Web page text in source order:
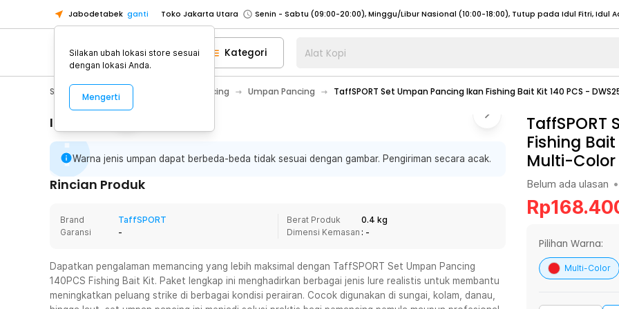
Jabodetabek ganti Toko Jakarta Utara
Toko Tangerang
Toko Cikupa
Pick n Go Jakarta Barat
Senin - Jumat (07:00 - 20:00), Sabtu - Minggu (08:00 - 20:00), Tutup pada Idul Fitri
Pick n Go Bekasi
Senin - Jumat (08:00 - 20:00), Sabtu - Minggu/ Libur Nasional (08:00 - 17:00) Selengkapnya
Senin - Jumat (08:00 - 20:00), Sabtu - Minggu/ Libur Nasional (08:00 - 17:00) Selengkapnya
Senin - Sabtu (09:00-20:00), Minggu/Libur Nasional (12:00-20:00), Tutup pada Idul Fitri
Toko Jakarta Barat
Senin - Sabtu (09:00-20:00), Minggu/Libur Nasional (12:00-20:00), Tutup pada Idul Fitri
Toko Cikupa
Senin - Jumat (07:00 - 20:00), Sabtu - Minggu (08:00 - 20:00), Tutup pada Idul Fitri
Pick n Go Bekasi
Senin - Jumat (08:00 - 20:00), Sabtu - Minggu/ Libur Nasional (08:00 - 17:00) Selengkapnya
Pick n Go Depok
Senin - Jumat (08:00 - 20:00), Sabtu - Minggu/ Libur Nasional (08:00 - 17:00)
Kategori Alat Kopi
Sport & Outdoor Olahraga Memancing Umpan Pancing TaffSPORT Set Umpan Pancing Ikan Fishing Bait Kit 140 PCS -
Informasi Penting
Warna jenis umpan dapat berbeda-beda tidak sesuai dengan gambar. Pengiriman secara acak.
Rincian Produk
Brand
TaffSPORT
Garansi
-
Berat Produk
0.4 kg
Dimensi Kemasan : -
Dapatkan pengalaman memancing yang lebih maksimal dengan TaffSPORT Set Umpan Pancing
140PCS Fishing Bait Kit. Paket lengkap ini menghadirkan berbagai jenis lure realistis untuk membantu
meningkatkan peluang strike di berbagai kondisi perairan. Cocok digunakan di sungai, kolam, danau,
Fishing Bait
Multi-Color
Belum ada ulasan •
Rp
Pilihan Warna:
Multi-Color
Silakan ubah lokasi store sesuai
dengan lokasi Anda.
Mengerti